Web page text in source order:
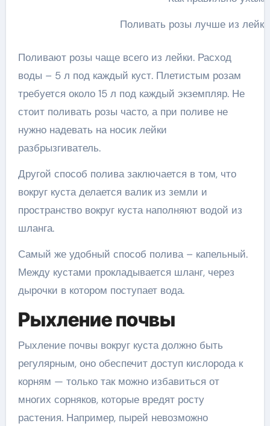
Поливать розы лучше из
Поливают розы чаще всего из лейки. Расход
воды – 5 л под каждый куст. Плетистым розам
требуется около 15 л под каждый экземпляр. Не
стоит поливать розы часто, а при поливе не
нужно надевать на носик лейки
разбрызгиватель.
Другой способ полива заключается в том, что
вокруг куста делается валик из земли и
пространство вокруг куста наполняют водой из
шланга.
Самый же удобный способ полива – капельный.
Между кустами прокладывается шланг, через
дырочки в котором поступает вода.
Рыхление почвы
Рыхление почвы вокруг куста должно быть
регулярным, оно обеспечит доступ кислорода к
корням — только так можно избавиться от
многих сорняков, которые вредят росту
растения. Например, пырей невозможно